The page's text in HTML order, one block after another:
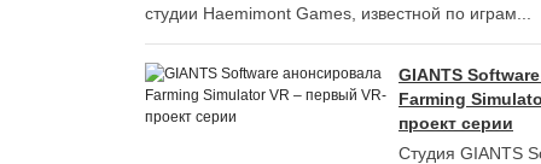
студии Haemimont Games, известной по играм...
GIANTS
Farming
проект серии
Студия GIANTS